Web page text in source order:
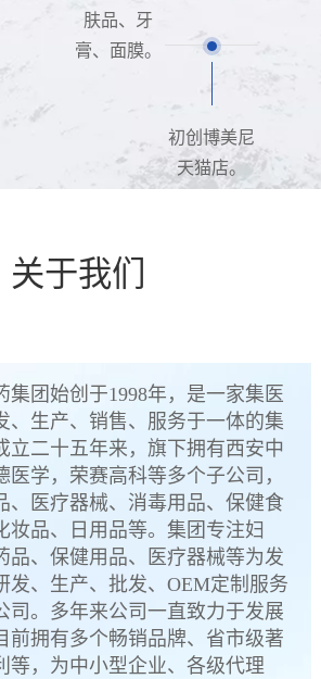
肤品、牙
膏、面膜。
初创博美尼
天猫店。
关于我们
集团始创于1998年，是一家集医
、生产、销售、服务于一体的集
立二十五年来，旗下拥有西安中
医学，荣赛高科等多个子公司，
、医疗器械、消毒用品、保健食
妆品、日用品等。集团专注妇
品、保健用品、医疗器械等为发
发、生产、批发、OEM定制服务
司。多年来公司一直致力于发展
前拥有多个畅销品牌、省市级著
等，为中小型企业、各级代理